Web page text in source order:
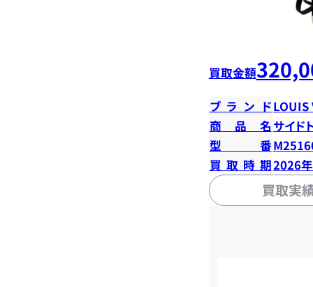
買取金額
ブランドLOUIS
商品名 サイド
型番
買取時期2026
買取実